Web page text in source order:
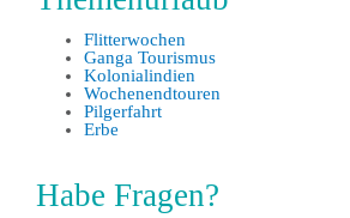
Flitterwochen
Ganga Tourismus
Kolonialindien
Wochenendtouren
Pilgerfahrt
Erbe
Habe Fragen?